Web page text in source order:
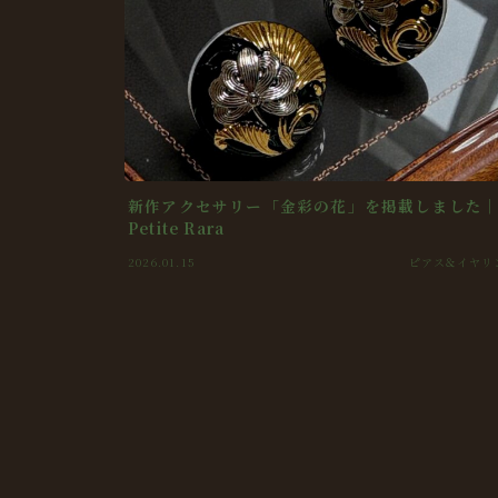
新作アクセサリー「金彩の花」を掲載しました
Petite Rara
2026.01.15 ピアス＆イヤリ